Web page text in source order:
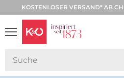
KOSTENLOSER VERSAND* AB
30 TAGE